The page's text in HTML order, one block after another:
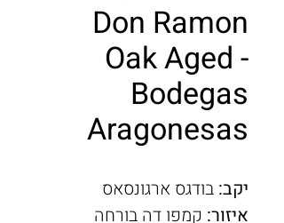
Don Ramon
Oak Aged -
Bodegas
Aragonesas
יקב: בודגס ארגונסאס
איזור: קמפו דה בורחה